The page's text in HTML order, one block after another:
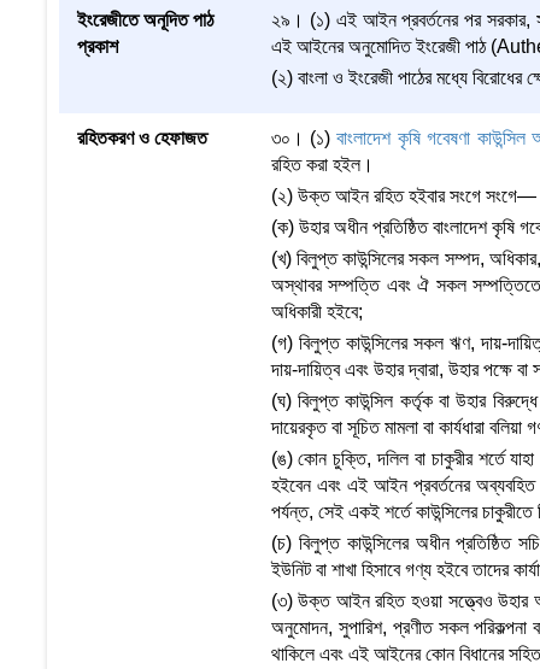
ইংরেজীতে অনূদিত পাঠ
প্রকাশ
২৯। (১) এই আইন প্রবর্তনের পর সরকার,
এই আইনের অনুমোদিত ইংরেজী পাঠ
(২) বাংলা ও ইংরেজী পাঠের মধ্যে বিরোধের
রহিতকরণ ও হেফাজত ৩০। (১)বাংলাদেশ কৃষি গবেষণা
রহিত করা হইল।
(২) উক্ত আইন রহিত হইবার সংগে সংগে—
(ক) উহার অধীন প্রতিষ্ঠিত বাংলাদেশ কৃষি
(খ) বিলুপ্ত কাউন্সিলের সকল সম্পদ,
অস্থাবর সম্পত্তি এবং ঐ সকল সম্পত্তিতে
অধিকারী হইবে;
(গ) বিলুপ্ত কাউন্সিলের সকল ঋণ, দায়-
দায়-দায়িত্ব এবং উহার দ্বারা, উহার পক্ষে
(ঘ) বিলুপ্ত কাউন্সিল কর্তৃক বা উহার
দায়েরকৃত বা সূচিত মামলা বা কার্যধারা বলিয়া
(ঙ) কোন চুক্তি, দলিল বা চাকুরীর শর্তে যাহা
হইবেন এবং এই আইন প্রবর্তনের অব্যবহিত
পর্যন্ত, সেই একই শর্তে কাউন্সিলের
(চ) বিলুপ্ত কাউন্সিলের অধীন প্রতিষ্ঠিত
ইউনিট বা শাখা হিসাবে গণ্য হইবে তাদের
(৩) উক্ত আইন রহিত হওয়া সত্ত্বেও উহার
অনুমোদন, সুপারিশ, প্রণীত সকল
থাকিলে এবং এই আইনের কোন বিধানের